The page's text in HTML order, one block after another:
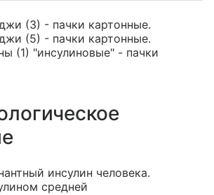
(3) - пачки картонные.
(5) - пачки картонные.
(1) "инсулиновые" - пачки
инсулин человека.
средней